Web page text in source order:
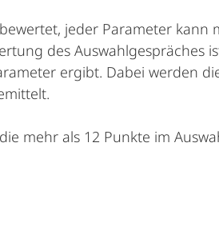
jeder Parameter
des Auswahlgespräches
ergibt. Dabei werden
mehr als 12 Punkte im